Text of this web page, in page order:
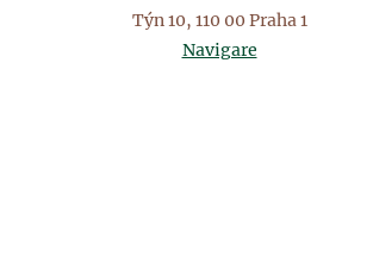
Týn 10, 110 00 Praha 1
Navigare